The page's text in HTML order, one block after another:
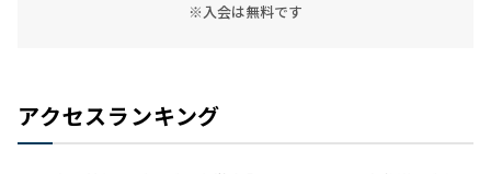
※入会は無料です
アクセスランキング